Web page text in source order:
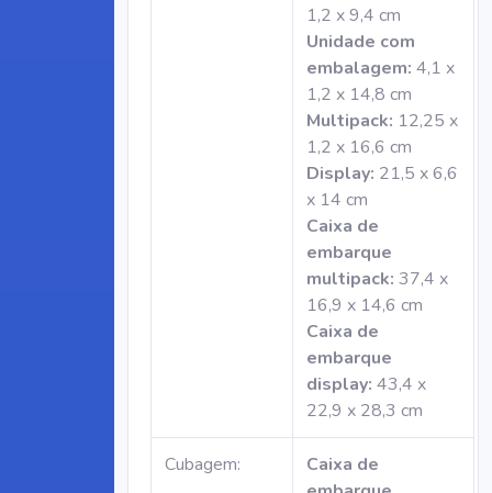
1,2 x 9,4 cm
Unidade com
embalagem: 4,1 x
1,2 x 14,8 cm
Multipack: 12,25 x
1,2 x 16,6 cm
Display: 21,5 x 6,6
x 14 cm
Caixa de
embarque
multipack: 37,4 x
16,9 x 14,6 cm
Caixa de
embarque
display: 43,4 x
22,9 x 28,3 cm
Cubagem:
Caixa de